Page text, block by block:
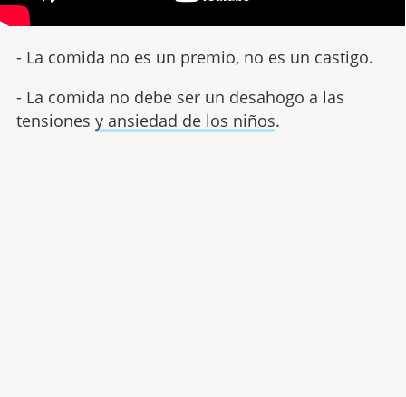
- La comida no es un premio, no es un castigo.
- La comida no debe ser un desahogo a las
tensiones y ansiedad de los niños.